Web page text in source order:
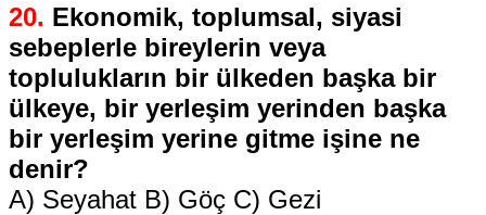
20. Ekonomik, toplumsal, siyasi
sebeplerle bireylerin veya
toplulukların bir ülkeden başka bir
ülkeye, bir yerleşim yerinden başka
bir yerleşim yerine gitme işine ne
denir?
A) Seyahat B) Göç C) Gezi